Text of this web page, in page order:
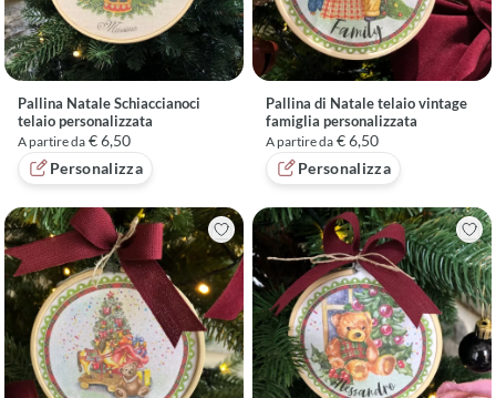
Pallina Natale Schiaccianoci
telaio personalizzata
A partire da € 6,50
Personalizza
Pallina di Natale telaio vintage
famiglia personalizzata
A partire da € 6,50
Personalizza